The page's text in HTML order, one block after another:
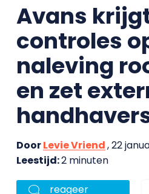
Avans
controles
naleving
en zet
DoorLevie Vriend, 22
Leestijd:2 minuten
reageer